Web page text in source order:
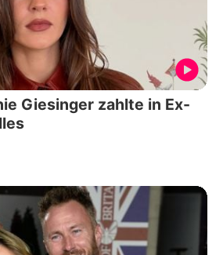
Giesinger zahlte in Ex-